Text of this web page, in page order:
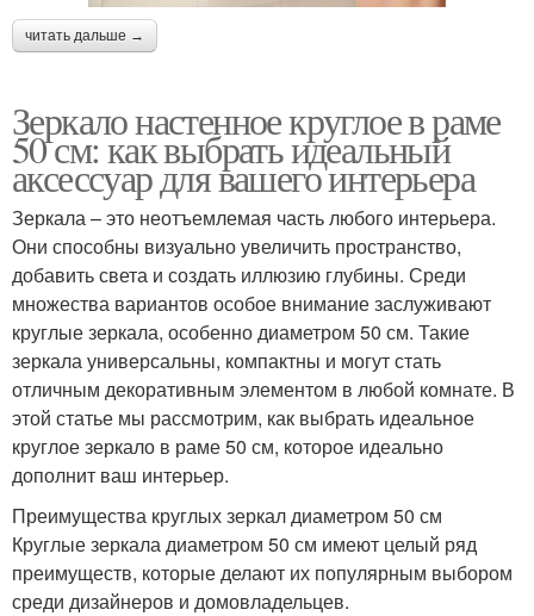
читать дальше →
Зеркало настенное круглое в раме
50 см: как выбрать идеальный
аксессуар для вашего интерьера
Зеркала – это неотъемлемая часть любого интерьера.
Они способны визуально увеличить пространство,
добавить света и создать иллюзию глубины. Среди
множества вариантов особое внимание заслуживают
круглые зеркала, особенно диаметром 50 см. Такие
зеркала универсальны, компактны и могут стать
отличным декоративным элементом в любой комнате. В
этой статье мы рассмотрим, как выбрать идеальное
круглое зеркало в раме 50 см, которое идеально
дополнит ваш интерьер.
Преимущества круглых зеркал диаметром 50 см
Круглые зеркала диаметром 50 см имеют целый ряд
преимуществ, которые делают их популярным выбором
среди дизайнеров и домовладельцев.